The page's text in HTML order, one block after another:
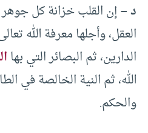
د –إن القلب خزانة كل
العقل، وأجلها معرفة الله
الدارين، ثم البصائر التي بها
الله، ثم النية الخالصة في
والحكم.